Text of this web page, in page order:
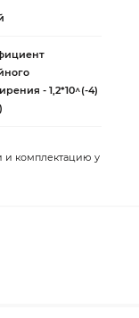
- 1,2*10^(-4)
и комплектацию у